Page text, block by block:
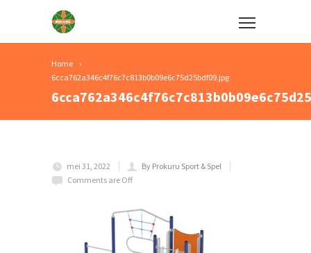
Home
6cca762a346c4f76c7c813b0b09e6c75d25bdf09.jpg
mei 31, 2022
By Prokuru Sport & Spel
Comments are Off